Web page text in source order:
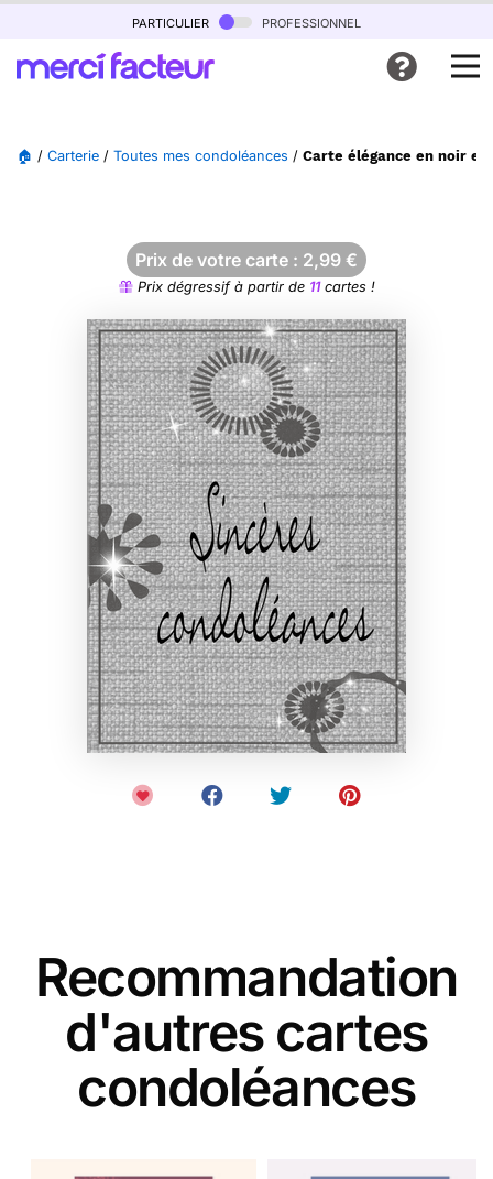
particulier professionnel
🏠 / Carterie / Toutes mes condoléances / Carte élégance en noir et
Prix de votre carte : 2,99 €
Prix dégressif à partir de 11cartes !
Recommandation
d'autres cartes
condoléances